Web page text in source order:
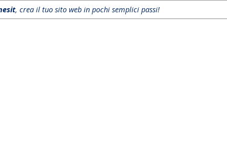
, crea il tuo sito web in pochi semplici passi!